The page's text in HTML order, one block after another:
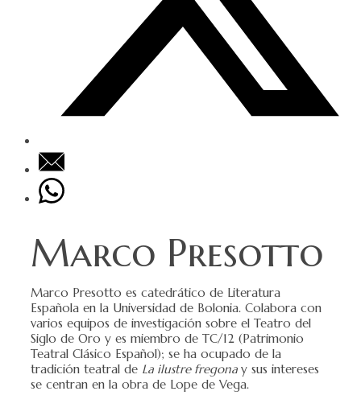
Marco Presotto
Marco Presotto es catedrático de Literatura
Española en la Universidad de Bolonia. Colabora con
varios equipos de investigación sobre el Teatro del
Siglo de Oro y es miembro de TC/12 (Patrimonio
Teatral Clásico Español); se ha ocupado de la
tradición teatral de La ilustre fregona y sus intereses
se centran en la obra de Lope de Vega.